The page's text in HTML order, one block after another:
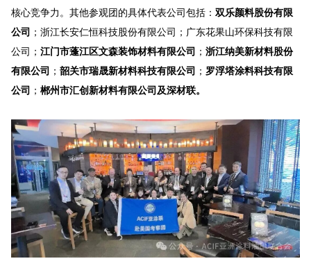
核心竞争力。其他参观团的具体代表公司包括： 双乐颜料股份有限
公司 ；浙江长安仁恒科技股份有限公司 ；广东花果山环保科技有限
公司 ； 江门市蓬江区文森装饰材料有限公司 ； 浙江纳美新材料股份
有限公司 ； 韶关市瑞晟新材料科技有限公司 ； 罗浮塔涂料科技有限
公司 ； 郴州市汇创新材料有限公司及深材联。